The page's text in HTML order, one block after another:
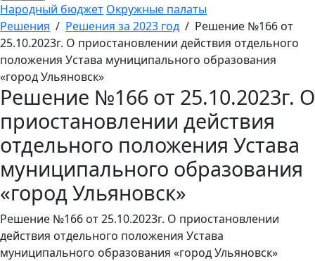
Народный бюджет Окружные палаты
Решения / Решения за 2023 год / Решение №166 от
25.10.2023г. О приостановлении действия отдельного
положения Устава муниципального образования
«город Ульяновск»
Решение №166 от 25.10.2023г. О
приостановлении действия
отдельного положения Устава
муниципального образования
«город Ульяновск»
Решение №166 от 25.10.2023г. О приостановлении
действия отдельного положения Устава
муниципального образования «город Ульяновск»